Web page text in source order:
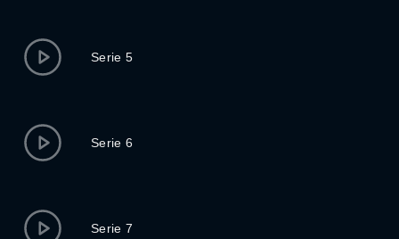
Serie 5
Serie 6
Serie 7